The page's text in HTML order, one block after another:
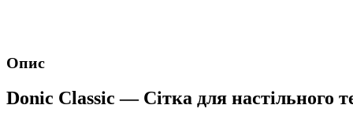
Опис
Donic Classic — Сітка для настільного